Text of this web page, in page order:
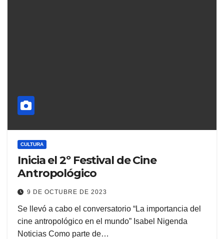
CULTURA
Inicia el 2º Festival de Cine
Antropológico
9 DE OCTUBRE DE 2023
Se llevó a cabo el conversatorio “La importancia del
cine antropológico en el mundo” Isabel Nigenda
Noticias Como parte de…